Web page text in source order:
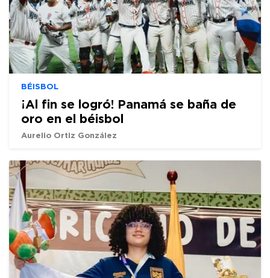
BÉISBOL
¡Al fin se logró! Panamá se baña de
oro en el béisbol
Aurelio Ortiz González